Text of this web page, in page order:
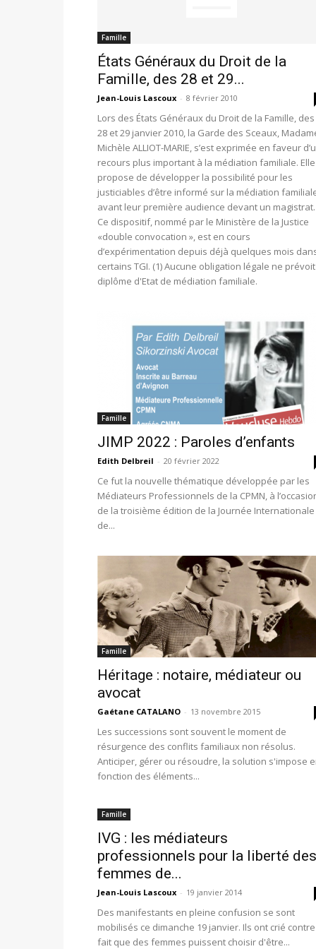
Famille
États Généraux du Droit de la
Famille, des 28 et 29...
Jean-Louis Lascoux - 8 février 2010
Lors des États Généraux du Droit de la Famille, des
28 et 29 janvier 2010, la Garde des Sceaux,
Michèle ALLIOT-MARIE, s’est exprimée en faveur
recours plus important à la médiation familiale. Elle
propose de développer la possibilité pour les
justiciables d’être informé sur la médiation
avant leur première audience devant un magistrat.
Ce dispositif, nommé par le Ministère de la Justice
«double convocation », est en cours
d’expérimentation depuis déjà quelques mois
certains TGI. (1) Aucune obligation légale ne
diplôme d'Etat de médiation familiale.
Famille
JIMP 2022 : Paroles d’enfants
Edith Delbreil - 20 février 2022
Ce fut la nouvelle thématique développée par les
Médiateurs Professionnels de la CPMN, à
de la troisième édition de la Journée Internationale
de...
Famille
Héritage : notaire, médiateur ou
avocat
Gaétane CATALANO - 13 novembre 2015
Les successions sont souvent le moment de
résurgence des conflits familiaux non résolus.
Anticiper, gérer ou résoudre, la solution s'impose
fonction des éléments...
Famille
IVG : les médiateurs
professionnels pour la liberté des
femmes de...
Jean-Louis Lascoux - 19 janvier 2014
Des manifestants en pleine confusion se sont
mobilisés ce dimanche 19 janvier. Ils ont crié
fait que des femmes puissent choisir d'être...